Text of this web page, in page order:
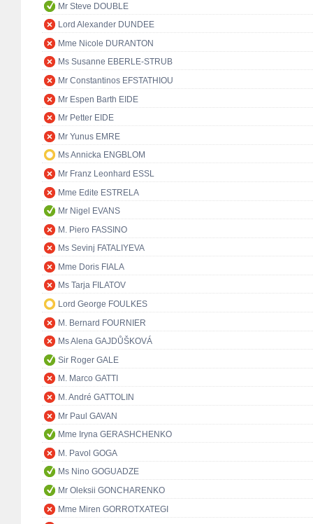
Mr Steve DOUBLE
Lord Alexander DUNDEE
Mme Nicole DURANTON
Ms Susanne EBERLE-STRUB
Mr Constantinos EFSTATHIOU
Mr Espen Barth EIDE
Mr Petter EIDE
Mr Yunus EMRE
Ms Annicka ENGBLOM
Mr Franz Leonhard ESSL
Mme Edite ESTRELA
Mr Nigel EVANS
M. Piero FASSINO
Ms Sevinj FATALIYEVA
Mme Doris FIALA
Ms Tarja FILATOV
Lord George FOULKES
M. Bernard FOURNIER
Ms Alena GAJDŮŠKOVÁ
Sir Roger GALE
M. Marco GATTI
M. André GATTOLIN
Mr Paul GAVAN
Mme Iryna GERASHCHENKO
M. Pavol GOGA
Ms Nino GOGUADZE
Mr Oleksii GONCHARENKO
Mme Miren GORROTXATEGI